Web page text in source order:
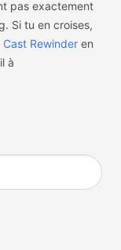
pas exactement
Si tu en croises,
Rewinder en
à